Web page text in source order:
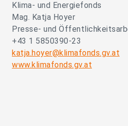
Klima- und Energiefonds
Mag. Katja Hoyer
Presse- und
+43 1 5850390-23
katja.hoyer@klimafonds.gv.at
www.klimafonds.gv.at